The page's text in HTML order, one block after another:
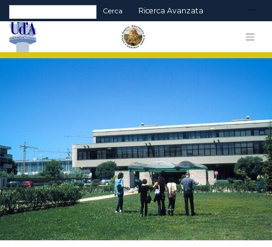
Form di ricerca
Cerca Ricerca Avanzata